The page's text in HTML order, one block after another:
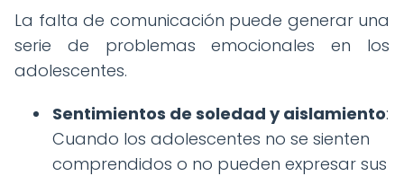
La falta de comunicación puede generar una
serie de problemas emocionales en los
adolescentes.
Sentimientos de soledad y aislamiento:
Cuando los adolescentes no se sienten
comprendidos o no pueden expresar sus